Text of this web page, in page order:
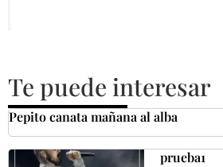
Te puede interesar
Pepito canata mañana al alba
prueba1